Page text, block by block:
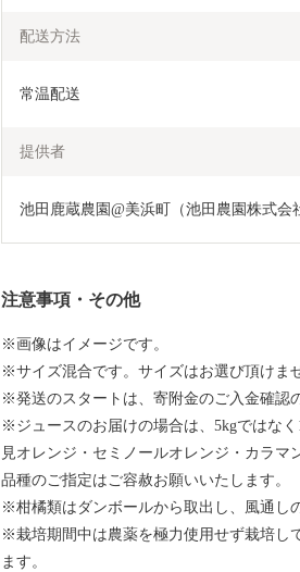
配送方法
常温配送
提供者
池田鹿蔵農園@美浜町（池田農園株式会
注意事項・その他
※画像はイメージです。
※サイズ混合です。サイズはお選び頂けま
※発送のスタートは、寄附金のご入金確認
※ジュースのお届けの場合は、5kgではな
見オレンジ・セミノールオレンジ・カラマ
品種のご指定はご容赦お願いいたします。
※柑橘類はダンボールから取出し、風通し
※栽培期間中は農薬を極力使用せず栽培し
ます。